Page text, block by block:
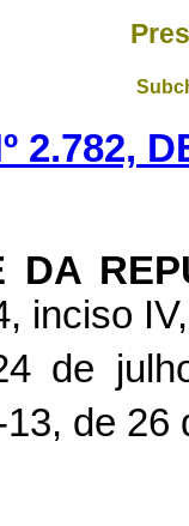
2.782,
DA
inciso
de
13, de 26